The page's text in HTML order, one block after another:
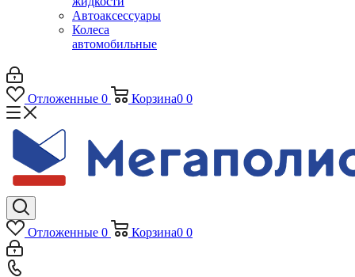
Автоаксессуары
Колеса
автомобильные
Отложенные 0 Корзина0 0
Отложенные 0 Корзина0 0